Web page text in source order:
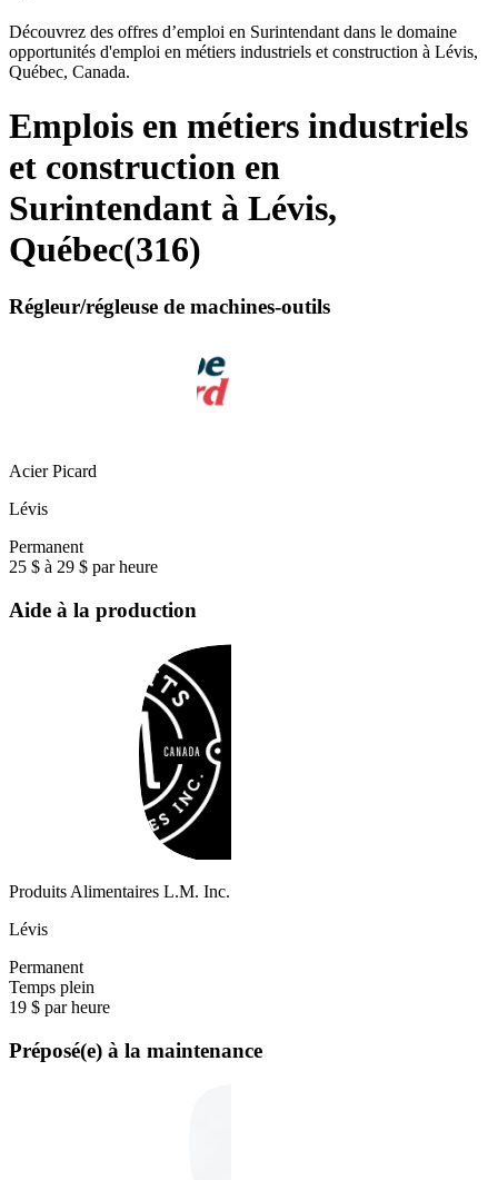
Découvrez des offres d’emploi en Surintendant dans le domaine
opportunités d'emploi en métiers industriels et construction à Lévis,
Québec, Canada.
Emplois en métiers industriels
et construction en
Surintendant à Lévis,
Québec(316)
Régleur/régleuse de machines-outils
Acier Picard
Lévis
Permanent
25 $ à 29 $ par heure
Aide à la production
Produits Alimentaires L.M. Inc.
Lévis
Permanent
Temps plein
19 $ par heure
Préposé(e) à la maintenance